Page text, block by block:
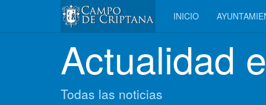
INICIO
Actualidad
Todas las noticias